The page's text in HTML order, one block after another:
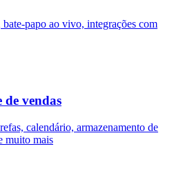
papo ao vivo, integrações com
de vendas
calendário, armazenamento de
muito mais